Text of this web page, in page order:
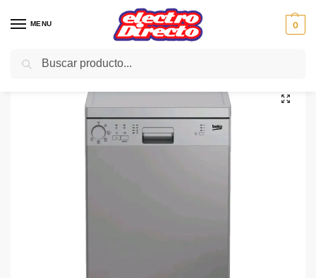
MENU 0
Inicio Gama blanca Lavavajillas